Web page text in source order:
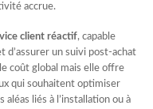
accrue.
client réactif, capable
d’assurer un suivi post-achat
coût global mais elle offre
qui souhaitent optimiser
aléas liés à l’installation ou à